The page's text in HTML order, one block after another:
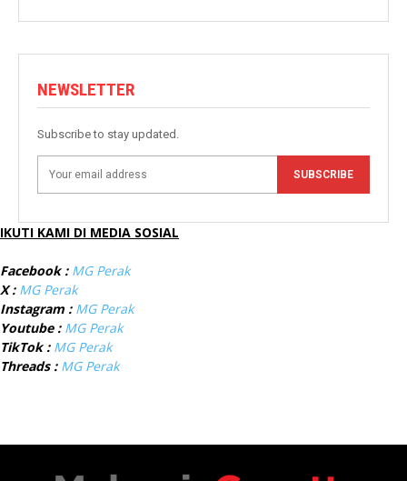
NEWSLETTER
Subscribe to stay updated.
SUBSCRIBE
IKUTI KAMI DI MEDIA SOSIAL
Facebook : MG Perak
X : MG Perak
Instagram : MG Perak
Youtube : MG Perak
TikTok : MG Perak
Threads : MG Perak